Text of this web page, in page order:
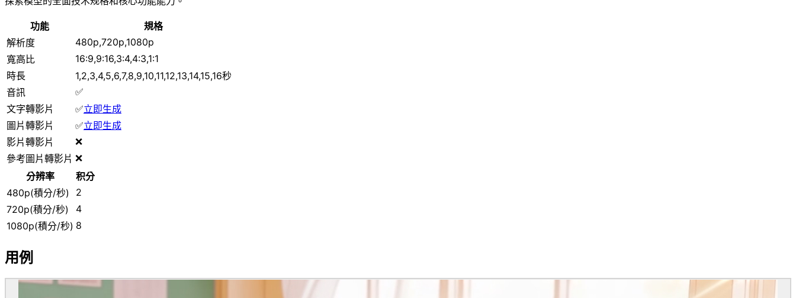
功能
規格
解析度
480p,720p,1080p
寬高比
16:9,9:16,3:4,4:3,1:1
時長
1,2,3,4,5,6,7,8,9,10,11,12,13,14,15,16秒
音訊
✅
文字轉影片
✅立即生成
圖片轉影片
✅立即生成
影片轉影片
❌
參考圖片轉影片 ❌
分辨率
积分
480p(積分/秒)
2
720p(積分/秒)
4
1080p(積分/秒) 8
用例